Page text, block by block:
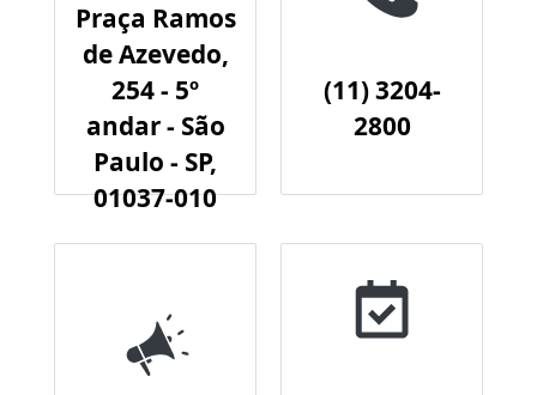
Praça Ramos
de Azevedo,
254 - 5º
andar - São
Paulo - SP,
01037-010
(11) 3204-
2800